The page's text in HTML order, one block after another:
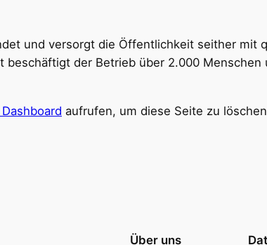
und versorgt die Öffentlichkeit seither mit
beschäftigt der Betrieb über 2.000
aufrufen, um diese Seite zu
Über uns